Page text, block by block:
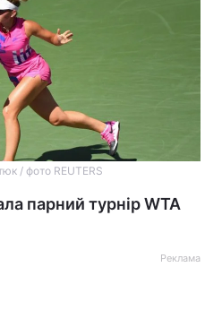
/ фото REUTERS
парний турнір WTA
Реклама